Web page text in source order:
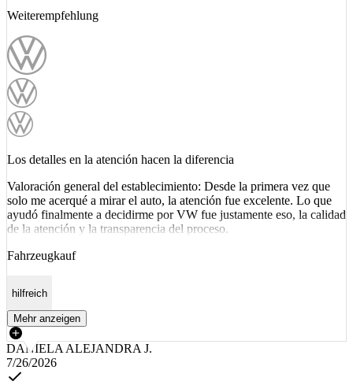
Weiterempfehlung
Los detalles en la atención hacen la diferencia
Valoración general del establecimiento: Desde la primera vez que
solo me acerqué a mirar el auto, la atención fue excelente. Lo que
ayudó finalmente a decidirme por VW fue justamente eso, la calidad
de la atención y la transparencia del proceso.
Fahrzeugkauf
hilfreich
Mehr anzeigen
DANIELA ALEJANDRA J.
7/26/2026